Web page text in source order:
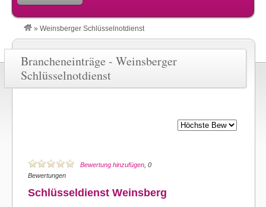
» Weinsberger Schlüsselnotdienst
Brancheneinträge - Weinsberger
Schlüsselnotdienst
Bewertung hinzufügen , 0
Bewertungen
Schlüsseldienst Weinsberg